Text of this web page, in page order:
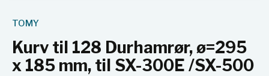
TOMY
Kurv til 128 Durhamrør, ø=295
x 185 mm, til SX-300E /SX-500